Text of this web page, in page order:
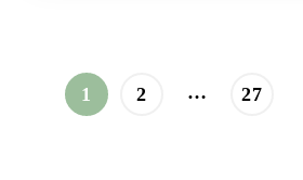
Paginação
PÁGINA
1 PÁGINA
2 … 27